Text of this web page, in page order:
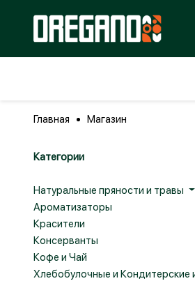
Главная Магазин
Категории
Натуральные пряности и травы
Ароматизаторы
Красители
Консерванты
Кофе и Чай
Хлебобулочные и Кондитерские